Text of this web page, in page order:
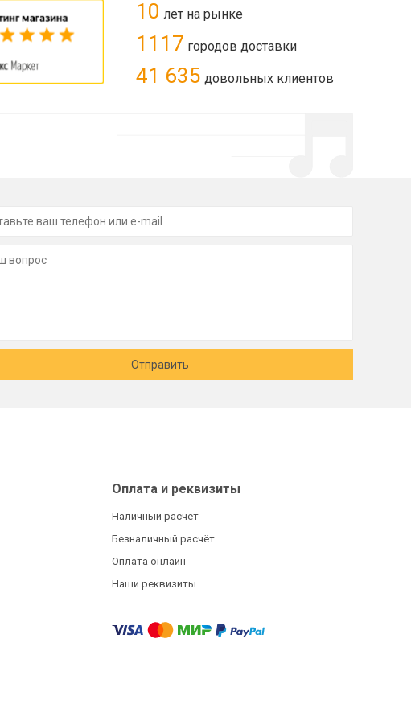
10 лет на рынке
1117 городов доставки
41 635 довольных клиентов
Отправить
Оплата и реквизиты
Наличный расчёт
Безналичный расчёт
Оплата онлайн
Наши реквизиты